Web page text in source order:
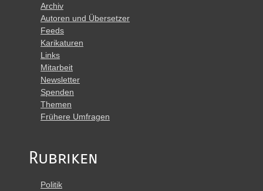
Archiv
Autoren und Übersetzer
Feeds
Karikaturen
Links
Mitarbeit
Newsletter
Spenden
Themen
Frühere Umfragen
Rubriken
Politik